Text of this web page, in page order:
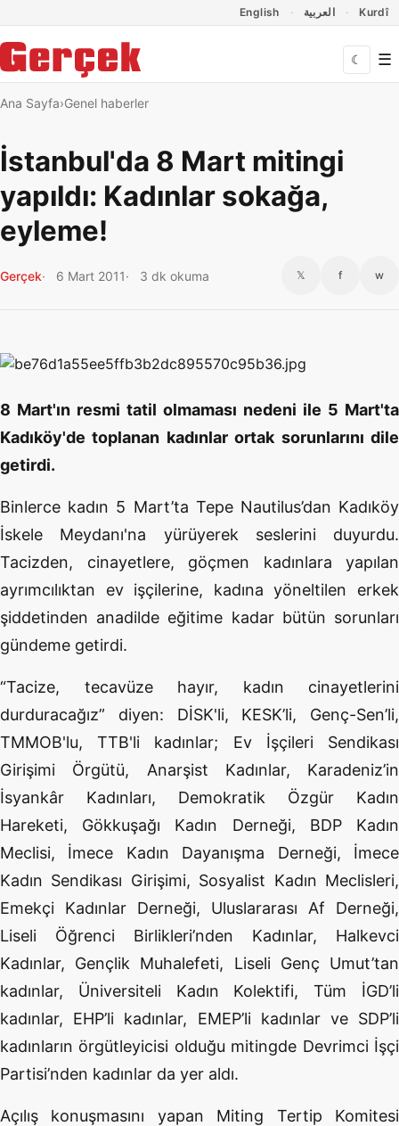
English العربية Kurdî
☾ ☰
Ana Sayfa Genel haberler
İstanbul'da 8 Mart mitingi
yapıldı: Kadınlar sokağa,
eyleme!
Gerçek 6 Mart 2011 3 dk okuma 𝕏 f w
8 Mart'ın resmi tatil olmaması nedeni ile 5 Mart'ta
Kadıköy'de toplanan kadınlar ortak sorunlarını dile
getirdi.
Binlerce kadın 5 Mart’ta Tepe Nautilus’dan Kadıköy
İskele Meydanı'na yürüyerek seslerini duyurdu.
Tacizden, cinayetlere, göçmen kadınlara yapılan
ayrımcılıktan ev işçilerine, kadına yöneltilen erkek
şiddetinden anadilde eğitime kadar bütün sorunları
gündeme getirdi.
“Tacize, tecavüze hayır, kadın cinayetlerini
durduracağız” diyen: DİSK'li, KESK’li, Genç-Sen’li,
TMMOB'lu, TTB'li kadınlar; Ev İşçileri Sendikası
Girişimi Örgütü, Anarşist Kadınlar, Karadeniz’in
İsyankâr Kadınları, Demokratik Özgür Kadın
Hareketi, Gökkuşağı Kadın Derneği, BDP Kadın
Meclisi, İmece Kadın Dayanışma Derneği, İmece
Kadın Sendikası Girişimi, Sosyalist Kadın Meclisleri,
Emekçi Kadınlar Derneği, Uluslararası Af Derneği,
Liseli Öğrenci Birlikleri’nden Kadınlar, Halkevci
Kadınlar, Gençlik Muhalefeti, Liseli Genç Umut’tan
kadınlar, Üniversiteli Kadın Kolektifi, Tüm İGD’li
kadınlar, EHP’li kadınlar, EMEP’li kadınlar ve SDP’li
kadınların örgütleyicisi olduğu mitingde Devrimci İşçi
Partisi’nden kadınlar da yer aldı.
Açılış konuşmasını yapan Miting Tertip Komitesi